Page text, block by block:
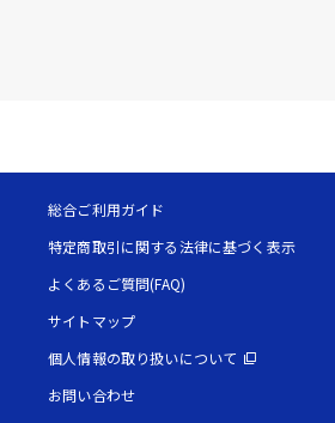
総合ご利用ガイド
特定商取引に関する法律に基づく表示
よくあるご質問(FAQ)
サイトマップ
個人情報の取り扱いについて
お問い合わせ